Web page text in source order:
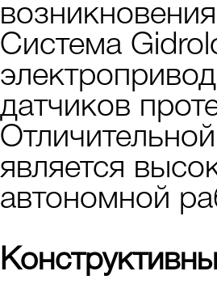
Система
датчиков
является
автономной